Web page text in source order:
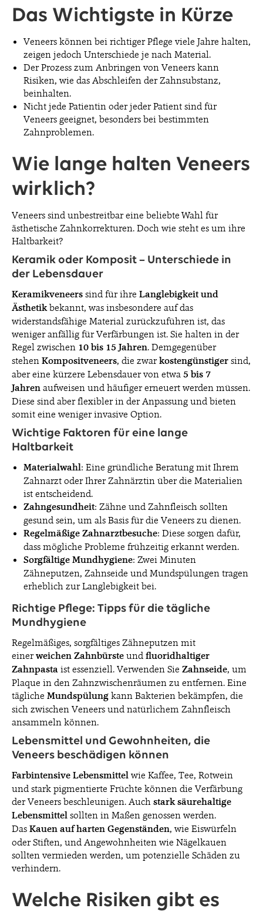
Das Wichtigste in Kürze
Veneers können bei richtiger Pflege viele Jahre halten,
zeigen jedoch Unterschiede je nach Material.
Der Prozess zum Anbringen von Veneers kann
Risiken, wie das Abschleifen der Zahnsubstanz,
beinhalten.
Nicht jede Patientin oder jeder Patient sind für
Veneers geeignet, besonders bei bestimmten
Zahnproblemen.
Wie lange halten Veneers
wirklich?
Veneers sind unbestreitbar eine beliebte Wahl für
ästhetische Zahnkorrekturen. Doch wie steht es um ihre
Haltbarkeit?
Keramik oder Komposit – Unterschiede in
der Lebensdauer
Keramikveneers sind für ihre Langlebigkeit und
Ästhetikbekannt, was insbesondere auf das
widerstandsfähige Material zurückzuführen ist, das
weniger anfällig für Verfärbungen ist. Sie halten in der
Regel zwischen 10 bis 15 Jahren. Demgegenüber
stehen Kompositveneers, die zwarkostengünstiger sind,
aber eine kürzere Lebensdauer von etwa 5 bis 7
Jahren aufweisen und häufiger erneuert werden müssen.
Diese sind aber flexibler in der Anpassung und bieten
somit eine weniger invasive Option.
Wichtige Faktoren für eine lange
Haltbarkeit
Materialwahl: Eine gründliche Beratung mit Ihrem
Zahnarzt oder Ihrer Zahnärztin über die Materialien
ist entscheidend.
Zahngesundheit: Zähne und Zahnfleisch sollten
gesund sein, um als Basis für die Veneers zu dienen.
Regelmäßige Zahnarztbesuche: Diese sorgen dafür,
dass mögliche Probleme frühzeitig erkannt werden.
Sorgfältige Mundhygiene: Zwei Minuten
Zähneputzen, Zahnseide und Mundspülungen tragen
erheblich zur Langlebigkeit bei.
Richtige Pflege: Tipps für die tägliche
Mundhygiene
Regelmäßiges, sorgfältiges Zähneputzen mit
einerweichen Zahnbürste und fluoridhaltiger
Zahnpasta ist essenziell. Verwenden Sie Zahnseide, um
Plaque in den Zahnzwischenräumen zu entfernen. Eine
tägliche Mundspülung kann Bakterien bekämpfen, die
sich zwischen Veneers und natürlichem Zahnfleisch
ansammeln können.
Lebensmittel und Gewohnheiten, die
Veneers beschädigen können
Farbintensive Lebensmittel wie Kaffee, Tee, Rotwein
und stark pigmentierte Früchte können die Verfärbung
der Veneers beschleunigen. Auch stark säurehaltige
Lebensmittel sollten in Maßen genossen werden.
Das Kauen auf harten Gegenständen, wie Eiswürfeln
oder Stiften, und Angewohnheiten wie Nägelkauen
sollten vermieden werden, um potenzielle Schäden zu
verhindern.
Welche Risiken gibt es